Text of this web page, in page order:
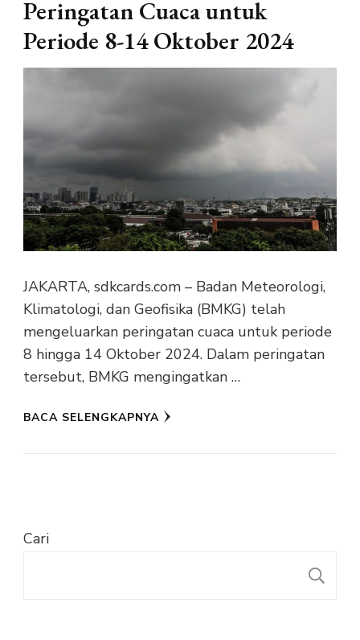
Peringatan Cuaca untuk
Periode 8-14 Oktober 2024
JAKARTA, sdkcards.com – Badan Meteorologi,
Klimatologi, dan Geofisika (BMKG) telah
mengeluarkan peringatan cuaca untuk periode
8 hingga 14 Oktober 2024. Dalam peringatan
tersebut, BMKG mengingatkan …
BACA SELENGKAPNYA
Cari